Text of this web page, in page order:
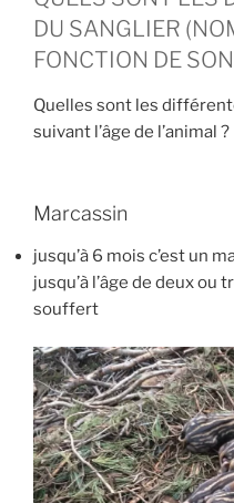
DU SANGLIER
FONCTION DE
Quelles sont les
suivant l’âge de l’animal ?
Marcassin
jusqu’à 6 mois c’est un
jusqu’à l’âge de deux ou
souffert